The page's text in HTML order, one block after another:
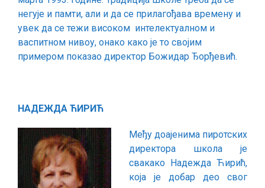
негује и памти, али и да се прилагођава времену и
увек да се тежи високом интелектуалном и
васпитном нивоу, онако како је то својим
примером показао директор Божидар Ђорђевић.
НАДЕЖДА ЋИРИЋ
Међу доајенима пиротских
директора школа је
свакако Надежда Ћирић,
која је добар део свог